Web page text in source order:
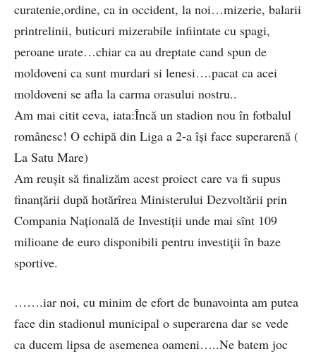
curatenie,ordine, ca in occident, la noi…mizerie, balarii
printrelinii, buticuri mizerabile infiintate cu spagi,
peroane urate…chiar ca au dreptate cand spun de
moldoveni ca sunt murdari si lenesi….pacat ca acei
moldoveni se afla la carma orasului nostru..
Am mai citit ceva, iata:Încă un stadion nou în fotbalul
românesc! O echipă din Liga a 2-a își face superarenă (
La Satu Mare)
Am reuşit să finalizăm acest proiect care va fi supus
finanţării după hotărîrea Ministerului Dezvoltării prin
Compania Naţională de Investiţii unde mai sînt 109
milioane de euro disponibili pentru investiţii în baze
sportive.
…….iar noi, cu minim de efort de bunavointa am putea
face din stadionul municipal o superarena dar se vede
ca ducem lipsa de asemenea oameni…..Ne batem joc